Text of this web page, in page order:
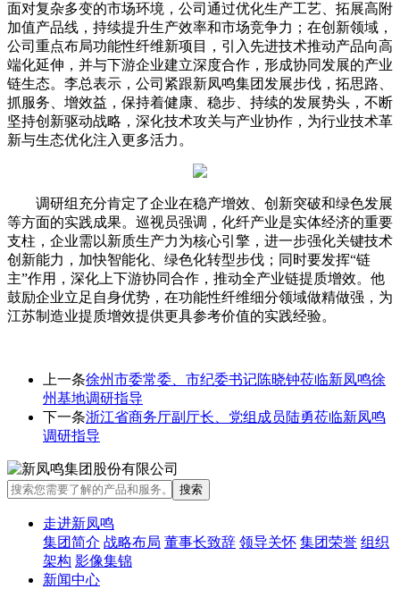
面对复杂多变的市场环境，公司通过优化生产工艺、拓展高附
加值产品线，持续提升生产效率和市场竞争力；在创新领域，
公司重点布局功能性纤维新项目，引入先进技术推动产品向高
端化延伸，并与下游企业建立深度合作，形成协同发展的产业
链生态。李总表示，公司紧跟新凤鸣集团发展步伐，拓思路、
抓服务、增效益，保持着健康、稳步、持续的发展势头，不断
坚持创新驱动战略，深化技术攻关与产业协作，为行业技术革
新与生态优化注入更多活力。
调研组充分肯定了企业在稳产增效、创新突破和绿色发展
等方面的实践成果。巡视员强调，化纤产业是实体经济的重要
支柱，企业需以新质生产力为核心引擎，进一步强化关键技术
创新能力，加快智能化、绿色化转型步伐；同时要发挥“链
主”作用，深化上下游协同合作，推动全产业链提质增效。他
鼓励企业立足自身优势，在功能性纤维细分领域做精做强，为
江苏制造业提质增效提供更具参考价值的实践经验。
上一条徐州市委常委、市纪委书记陈晓钟莅临新凤鸣徐
州基地调研指导
下一条浙江省商务厅副厅长、党组成员陆勇莅临新凤鸣
调研指导
走进新凤鸣
集团简介 战略布局 董事长致辞 领导关怀 集团荣誉 组织
架构 影像集锦
新闻中心